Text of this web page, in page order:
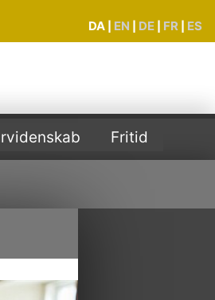
DA EN DE FR ES
Fritid